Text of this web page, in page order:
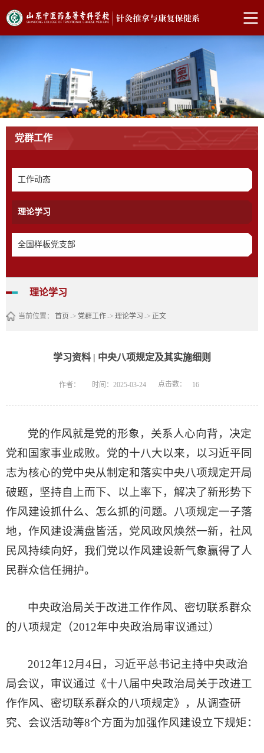
党群工作
工作动态
理论学习
全国样板党支部
理论学习
当前位置： 首页 -> 党群工作-> 理论学习 -> 正文
学习资料 | 中央八项规定及其实施细则
作者： 时间：2025-03-24 点击数： 16
党的作风就是党的形象，关系人心向背，决定
党和国家事业成败。党的十八大以来，以习近平同
志为核心的党中央从制定和落实中央八项规定开局
破题，坚持自上而下、以上率下，解决了新形势下
作风建设抓什么、怎么抓的问题。八项规定一子落
地，作风建设满盘皆活，党风政风焕然一新，社风
民风持续向好，我们党以作风建设新气象赢得了人
民群众信任拥护。
中央政治局关于改进工作作风、密切联系群众
的八项规定（2012年中央政治局审议通过）
2012年12月4日，习近平总书记主持中央政治
局会议，审议通过《十八届中央政治局关于改进工
作作风、密切联系群众的八项规定》，从调查研
究、会议活动等8个方面为加强作风建设立下规矩：